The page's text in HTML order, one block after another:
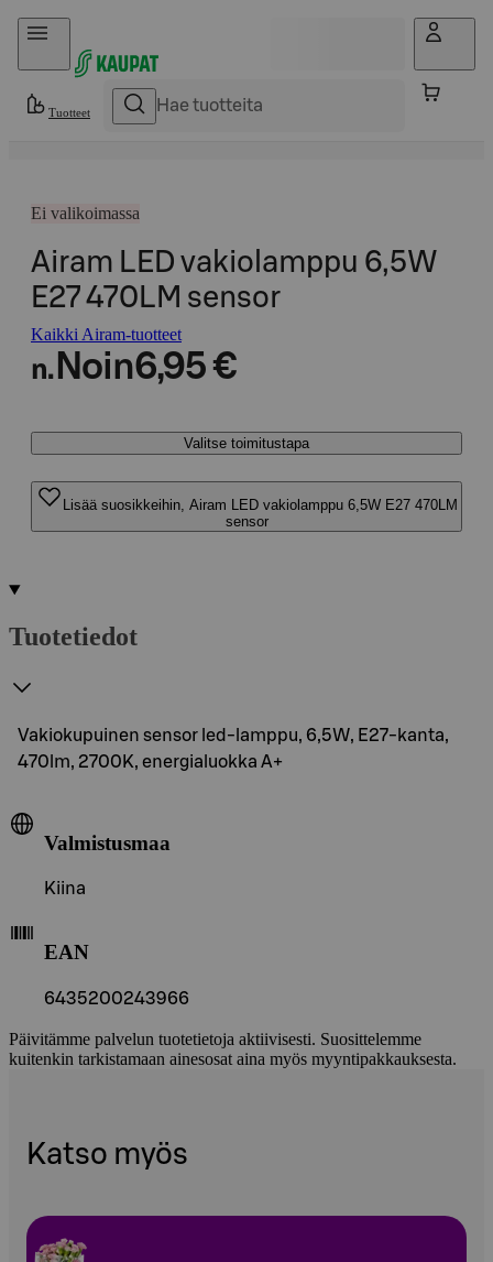
Hyppää sisältöön
Tuotteet
Ei valikoimassa
Airam LED vakiolamppu 6,5W
E27 470LM sensor
Kaikki Airam-tuotteet
n. Noin6,95 €
Valitse toimitustapa
Lisää suosikkeihin, Airam LED vakiolamppu 6,5W E27 470LM
sensor
Tuotetiedot
Vakiokupuinen sensor led-lamppu, 6,5W, E27-kanta,
470lm, 2700K, energialuokka A+
Valmistusmaa
Kiina
EAN
6435200243966
Päivitämme palvelun tuotetietoja aktiivisesti. Suosittelemme
kuitenkin tarkistamaan ainesosat aina myös myyntipakkauksesta.
Katso myös